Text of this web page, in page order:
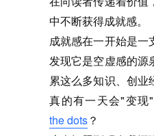
中不断获得成就感。
成就感在一开始是一
发现它是空虚感的源
累这么多知识、创业
真的有一天会"变
the dots？